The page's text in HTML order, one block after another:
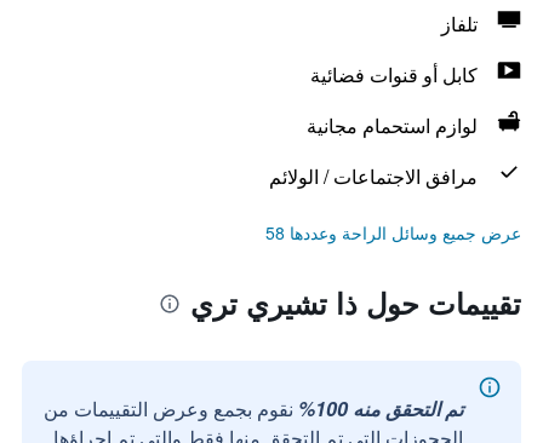
تلفاز
كابل أو قنوات فضائية
لوازم استحمام مجانية
مرافق الاجتماعات / الولائم
عرض جميع وسائل الراحة وعددها 58
تقييمات حول ذا تشيري تري
تم التحقق منه 100%
نقوم بجمع وعرض التقييمات من